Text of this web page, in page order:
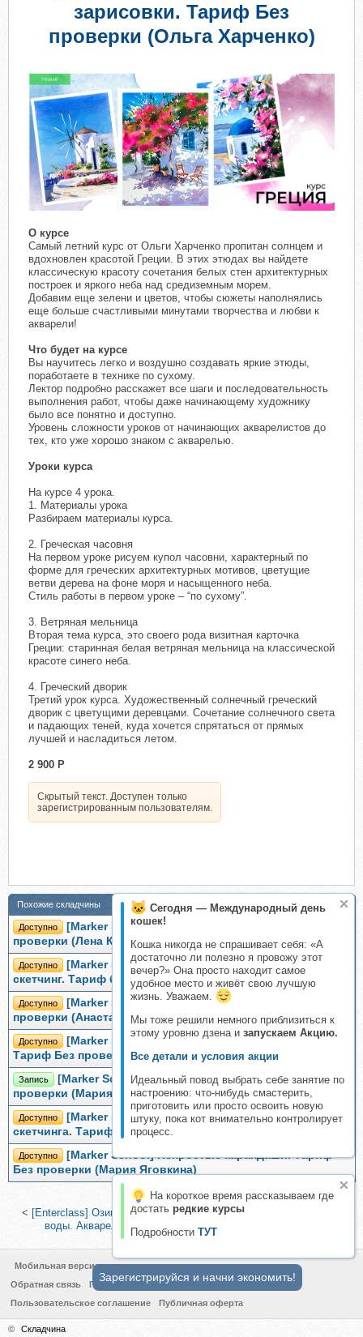
Сегодня — Международный день
кошек!
Кошка никогда не спрашивает себя: «А
достаточно ли полезно я провожу этот
вечер?» Она просто находит самое
удобное место и живёт свою лучшую
жизнь. Уважаем.
Мы тоже решили немного приблизиться к
этому уровню дзена и запускаем Акцию.
Все детали и условия акции
Идеальный повод выбрать себе занятие по
настроению: что-нибудь смастерить,
приготовить или просто освоить новую
штуку, пока кот внимательно контролирует
процесс.
На короткое время рассказываем где
достать редкие курсы
Подробности ТУТ
зарисовки. Тариф Без
проверки (Ольга Харченко)
О курсе
Самый летний курс от Ольги Харченко пропитан солнцем и
вдохновлен красотой Греции. В этих этюдах вы найдете
классическую красоту сочетания белых стен архитектурных
построек и яркого неба над средиземным морем.
Добавим еще зелени и цветов, чтобы сюжеты наполнялись
еще больше счастливыми минутами творчества и любви к
акварели!
Что будет на курсе
Вы научитесь легко и воздушно создавать яркие этюды,
поработаете в технике по сухому.
Лектор подробно расскажет все шаги и последовательность
выполнения работ, чтобы даже начинающему художнику
было все понятно и доступно.
Уровень сложности уроков от начинающих акварелистов до
тех, кто уже хорошо знаком с акварелью.
Уроки курса
На курсе 4 урока.
1. Материалы урока
Разбираем материалы курса.
2. Греческая часовня
На первом уроке рисуем купол часовни, характерный по
форме для греческих архитектурных мотивов, цветущие
ветви дерева на фоне моря и насыщенного неба.
Стиль работы в первом уроке – “по сухому”.
3. Ветряная мельница
Вторая тема курса, это своего рода визитная карточка
Греции: старинная белая ветряная мельница на классической
красоте синего неба.
4. Греческий дворик
Третий урок курса. Художественный солнечный греческий
дворик с цветущими деревцами. Сочетание солнечного света
и падающих теней, куда хочется спрятаться от прямых
лучшей и насладиться летом.
2 900 Р
Скрытый текст. Доступен только
зарегистрированным пользователям.
Похожие складчины
Доступно
[Marker School] Городские Зарисовки. Без
проверки (Лена Крымина)
Доступно
[Marker School] Bella Grafica! Архитектурный
скетчинг. Тариф без проверки (Екатерина Пластинина)
Доступно
[Marker School] Графика. Синяя ручка. Тариф Без
проверки (Анастасия Агеева)
Доступно
[Marker School] Скетчбук: дневник художника.
Тариф Без проверки (Лена Крымина)
Запись
[Marker School] Поэзия города. Тариф без
проверки (Мария Яговкина)
Доступно
[Marker School] Pro курс архитектурного
скетчинга. Тариф Без проверки (Екатерина Пластинина)
Доступно
[Marker School] Непростые карандаши. Тариф
Без проверки (Мария Яговкина)
< [Enterclass] Озимое поле (Софья Романова)
воды. Акварельное путешествие (Евгения Горбачева)
Мобильная версия
Обратная связь
Политика конфиденциальности
Пользовательское соглашение
Публичная оферта
© Складчина
Зарегистрируйся и начни экономить!